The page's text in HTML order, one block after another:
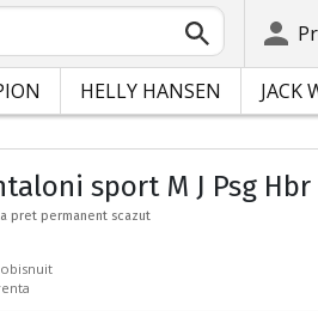
HELLY HANSEN JACK
sport M J Psg Hbr
pret permanent scazut